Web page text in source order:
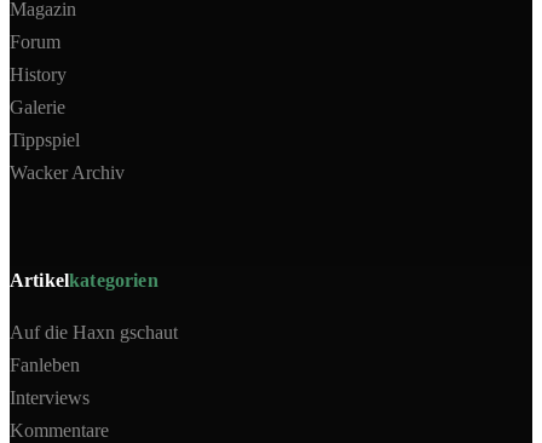
Magazin
Forum
History
Galerie
Tippspiel
Wacker Archiv
Artikelkategorien
Auf die Haxn gschaut
Fanleben
Interviews
Kommentare